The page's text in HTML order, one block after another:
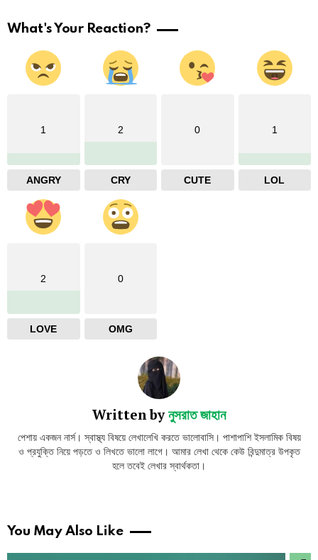
What's Your Reaction?
1
ANGRY
2
CRY
0
CUTE
1
LOL
2
LOVE
0
OMG
Written byনুসরাত জাহান
পেশায় একজন নার্স। স্বাস্থ্য বিষয়ে লেখালেখি করতে ভালোবাসি। পাশাপাশি ইসলামিক বিষয়
ও প্রযুক্তি নিয়ে পড়তে ও লিখতে ভালো লাগে। আমার লেখা থেকে কেউ বিন্দুমাত্র উপকৃত
হলে তবেই লেখার স্বার্থকতা।
You May Also Like